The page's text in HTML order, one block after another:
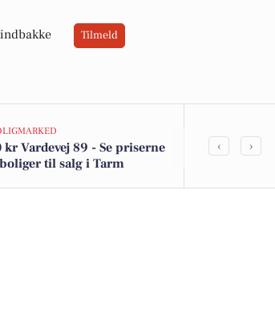
Tilmeld
Vardevej 89 - Se priserne
til salg i Tarm
Top 6 over
‹ ›